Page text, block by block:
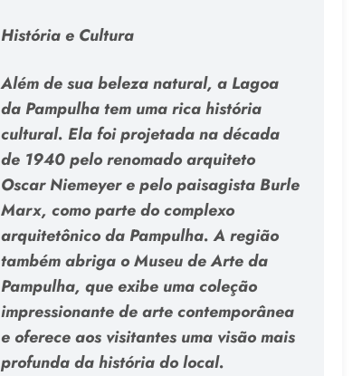
História e Cultura
Além de sua beleza natural, a Lagoa
da Pampulha tem uma rica história
cultural. Ela foi projetada na década
de 1940 pelo renomado arquiteto
Oscar Niemeyer e pelo paisagista Burle
Marx, como parte do complexo
arquitetônico da Pampulha. A região
também abriga o Museu de Arte da
Pampulha, que exibe uma coleção
impressionante de arte contemporânea
e oferece aos visitantes uma visão mais
profunda da história do local.